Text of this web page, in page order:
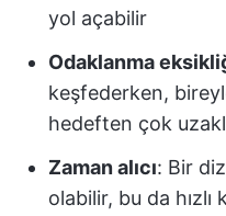
yol açabilir
Odaklanma
keşfederken,
hedeften çok
Zaman alıcı: Bir
olabilir, bu da